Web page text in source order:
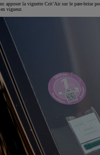
apposer la vignette Crit’Air sur le pare-brise
vigueur.